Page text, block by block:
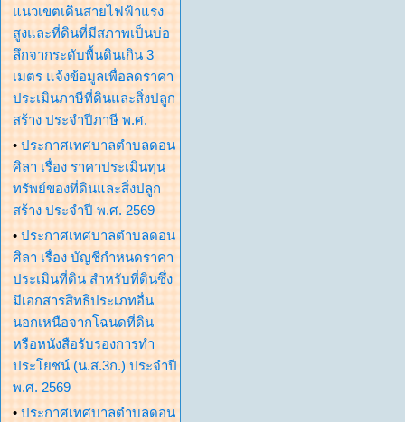
แนวเขตเดินสายไฟฟ้าแรง
สูงและที่ดินที่มีสภาพเป็นบ่อ
ลึกจากระดับพื้นดินเกิน 3
เมตร แจ้งข้อมูลเพื่อลดราคา
ประเมินภาษีที่ดินและสิ่งปลูก
สร้าง ประจำปีภาษี พ.ศ.
• ประกาศเทศบาลตำบลดอน
ศิลา เรื่อง ราคาประเมินทุน
ทรัพย์ของที่ดินและสิ่งปลูก
สร้าง ประจำปี พ.ศ. 2569
• ประกาศเทศบาลตำบลดอน
ศิลา เรื่อง บัญชีกำหนดราคา
ประเมินที่ดิน สำหรับที่ดินซึ่ง
มีเอกสารสิทธิประเภทอื่น
นอกเหนือจากโฉนดที่ดิน
หรือหนังสือรับรองการทำ
ประโยชน์ (น.ส.3ก.) ประจำปี
พ.ศ. 2569
• ประกาศเทศบาลตำบลดอน